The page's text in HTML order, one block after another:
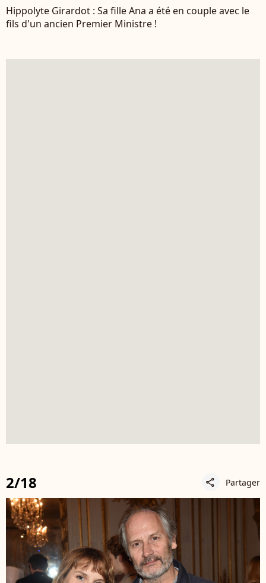
Hippolyte Girardot : Sa fille Ana a été en couple avec le
fils d'un ancien Premier Ministre !
2/18 share Partager